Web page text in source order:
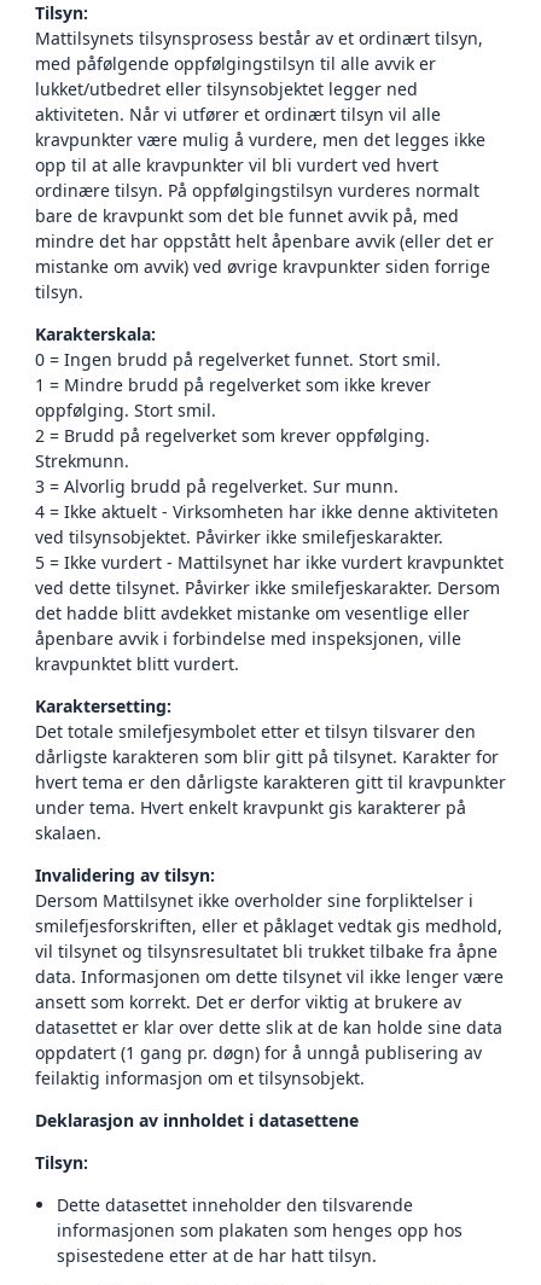
Tilsyn:
Mattilsynets tilsynsprosess består av et ordinært tilsyn,
med påfølgende oppfølgingstilsyn til alle avvik er
lukket/utbedret eller tilsynsobjektet legger ned
aktiviteten. Når vi utfører et ordinært tilsyn vil alle
kravpunkter være mulig å vurdere, men det legges ikke
opp til at alle kravpunkter vil bli vurdert ved hvert
ordinære tilsyn. På oppfølgingstilsyn vurderes normalt
bare de kravpunkt som det ble funnet avvik på, med
mindre det har oppstått helt åpenbare avvik (eller det er
mistanke om avvik) ved øvrige kravpunkter siden forrige
tilsyn.
Karakterskala:
0 = Ingen brudd på regelverket funnet. Stort smil.
1 = Mindre brudd på regelverket som ikke krever
oppfølging. Stort smil.
2 = Brudd på regelverket som krever oppfølging.
Strekmunn.
3 = Alvorlig brudd på regelverket. Sur munn.
4 = Ikke aktuelt - Virksomheten har ikke denne aktiviteten
ved tilsynsobjektet. Påvirker ikke smilefjeskarakter.
5 = Ikke vurdert - Mattilsynet har ikke vurdert kravpunktet
ved dette tilsynet. Påvirker ikke smilefjeskarakter. Dersom
det hadde blitt avdekket mistanke om vesentlige eller
åpenbare avvik i forbindelse med inspeksjonen, ville
kravpunktet blitt vurdert.
Karaktersetting:
Det totale smilefjesymbolet etter et tilsyn tilsvarer den
dårligste karakteren som blir gitt på tilsynet. Karakter for
hvert tema er den dårligste karakteren gitt til kravpunkter
under tema. Hvert enkelt kravpunkt gis karakterer på
skalaen.
Invalidering av tilsyn:
Dersom Mattilsynet ikke overholder sine forpliktelser i
smilefjesforskriften, eller et påklaget vedtak gis medhold,
vil tilsynet og tilsynsresultatet bli trukket tilbake fra åpne
data. Informasjonen om dette tilsynet vil ikke lenger være
ansett som korrekt. Det er derfor viktig at brukere av
datasettet er klar over dette slik at de kan holde sine data
oppdatert (1 gang pr. døgn) for å unngå publisering av
feilaktig informasjon om et tilsynsobjekt.
Deklarasjon av innholdet i datasettene
Tilsyn:
Dette datasettet inneholder den tilsvarende
informasjonen som plakaten som henges opp hos
spisestedene etter at de har hatt tilsyn.